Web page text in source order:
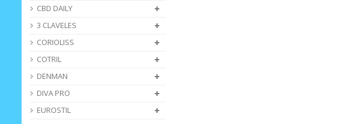
CBD DAILY
3 CLAVELES
CORIOLISS
COTRIL
DENMAN
DIVA PRO
EUROSTIL